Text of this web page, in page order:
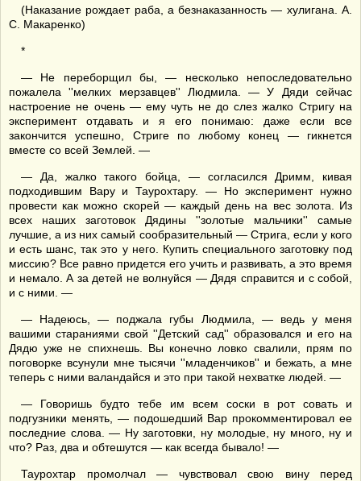
(Наказание рождает раба, а безнаказанность — хулигана. А.
С. Макаренко)
*
— Не переборщил бы, — несколько непоследовательно
пожалела ''мелких мерзавцев'' Людмила. — У Дяди сейчас
настроение не очень — ему чуть не до слез жалко Стригу на
эксперимент отдавать и я его понимаю: даже если все
закончится успешно, Стриге по любому конец — гикнется
вместе со всей Землей. —
— Да, жалко такого бойца, — согласился Дримм, кивая
подходившим Вару и Таурохтару. — Но эксперимент нужно
провести как можно скорей — каждый день на вес золота. Из
всех наших заготовок Дядины ''золотые мальчики'' самые
лучшие, а из них самый сообразительный — Стрига, если у кого
и есть шанс, так это у него. Купить специального заготовку под
миссию? Все равно придется его учить и развивать, а это время
и немало. А за детей не волнуйся — Дядя справится и с собой,
и с ними. —
— Надеюсь, — поджала губы Людмила, — ведь у меня
вашими стараниями свой ''Детский сад'' образовался и его на
Дядю уже не спихнешь. Вы конечно ловко свалили, прям по
поговорке всунули мне тысячи ''младенчиков'' и бежать, а мне
теперь с ними валандайся и это при такой нехватке людей. —
— Говоришь будто тебе им всем соски в рот совать и
подгузники менять, — подошедший Вар прокомментировал ее
последние слова. — Ну заготовки, ну молодые, ну много, ну и
что? Раз, два и обтешутся — как всегда бывало! —
Таурохтар промолчал — чувствовал свою вину перед